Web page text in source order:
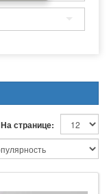
На странице: